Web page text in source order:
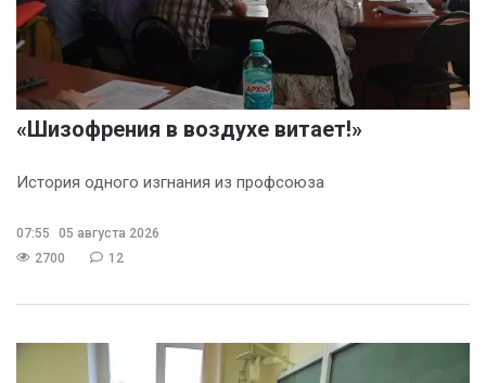
«Шизофрения в воздухе витает!»
История одного изгнания из профсоюза
07:55
05 августа 2026
2700
12